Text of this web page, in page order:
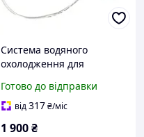
Система водяного
охолодження для
Готово до відправки
від317₴/міс
1 900₴